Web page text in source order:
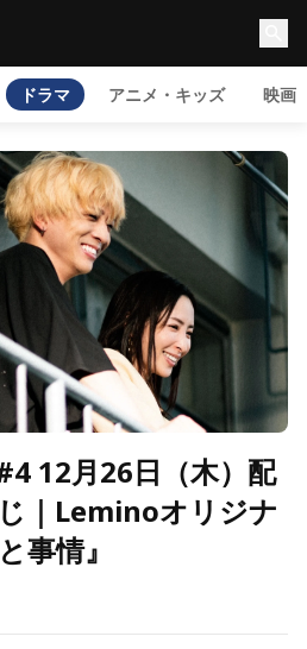
ドラマ アニメ・キッズ 映画
12月26日（木）配
｜Leminoオリジナ
事情』